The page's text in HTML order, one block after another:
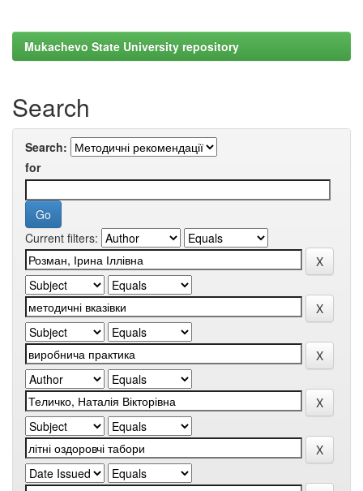
Mukachevo State University repository
Search
Search:
for
Current filters: